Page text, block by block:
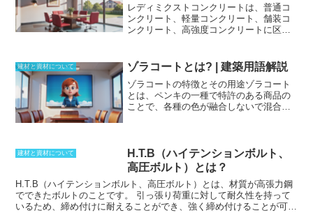
レディミクストコンクリートは、普通コ
ンクリート、軽量コンクリート、舗装コ
ンクリート、高強度コンクリートに区分
トで、最も一般的な種類です。軽量コン
クリート
は、軽量骨材（発泡スチロール
や人工軽量骨材など）を使用しており、
通常のコンクリートよりも軽量で断熱性
に優れています。舗装コンクリートは、
によって強度を高めたコンクリートで、
高層ビルや橋梁などの構造物に使用され
ます。
建材と資材について ゾラコートとは? | 建築用語解説
ゾラコートの特徴とその用途ゾラコート
とは、ペンキの一種で特許のある商品の
ことで、各種の色が融合しないで混合し
トEX」は、高耐候性シリコン樹脂を使用
しているため、内装用だけでなく外装用
にも使用できるようになっています。そ
のため、汚れに強く、長年美観を保つの
にも適しています。また、アレス水性エ
ポレジンと組み合わせることで、窯業系
建材と資材について
H.T.B（ハイテンションボルト、
高圧ボルト）とは？
H.T.B（ハイテンションボルト、高圧ボルト）とは、材質が高張力鋼
でできたボルトのことです。
引っ張り荷重に対して耐久性を持って
いるため、締め付けに耐えることができ、強く締め付けることが可能